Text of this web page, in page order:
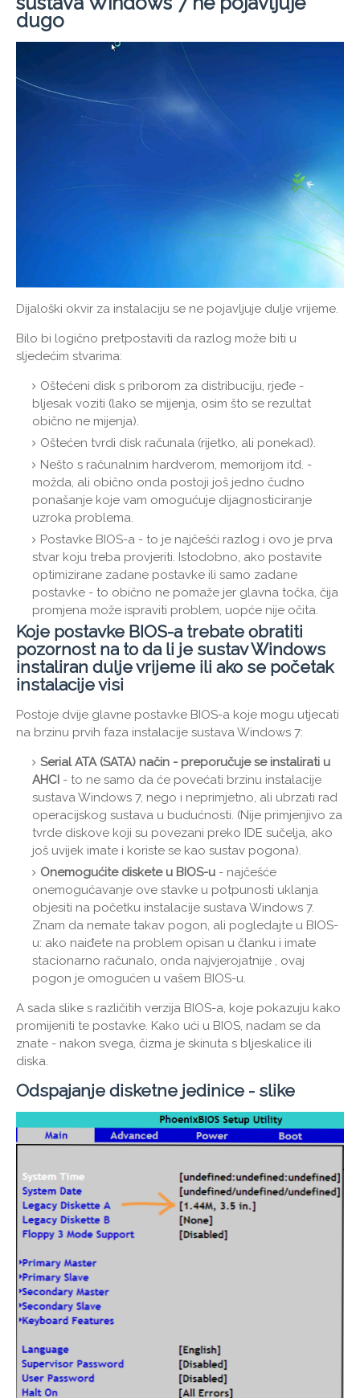
dugo
Dijaloški okvir za instalaciju se ne pojavljuje dulje vrijeme.
Bilo bi logično pretpostaviti da razlog može biti u
sljedećim stvarima:
Oštećeni disk s priborom za distribuciju, rjeđe -
bljesak voziti (lako se mijenja, osim što se rezultat
obično ne mijenja).
Oštećen tvrdi disk računala (rijetko, ali ponekad).
Nešto s računalnim hardverom, memorijom itd. -
možda, ali obično onda postoji još jedno čudno
ponašanje koje vam omogućuje dijagnosticiranje
uzroka problema.
Postavke BIOS-a - to je najčešći razlog i ovo je prva
stvar koju treba provjeriti. Istodobno, ako postavite
optimizirane zadane postavke ili samo zadane
postavke - to obično ne pomaže jer glavna točka, čija
promjena može ispraviti problem, uopće nije očita.
Koje postavke BIOS-a trebate obratiti
pozornost na to da li je sustav Windows
instaliran dulje vrijeme ili ako se početak
instalacije visi
Postoje dvije glavne postavke BIOS-a koje mogu utjecati
na brzinu prvih faza instalacije sustava Windows 7:
Serial ATA (SATA) način - preporučuje se instalirati u
AHCI - to ne samo da će povećati brzinu instalacije
sustava Windows 7, nego i neprimjetno, ali ubrzati rad
operacijskog sustava u budućnosti. (Nije primjenjivo za
tvrde diskove koji su povezani preko IDE sučelja, ako
još uvijek imate i koriste se kao sustav pogona).
Onemogućite diskete u BIOS-u - najčešće
onemogućavanje ove stavke u potpunosti uklanja
objesiti na početku instalacije sustava Windows 7.
Znam da nemate takav pogon, ali pogledajte u BIOS-
u: ako naiđete na problem opisan u članku i imate
stacionarno računalo, onda najvjerojatnije , ovaj
pogon je omogućen u vašem BIOS-u.
A sada slike s različitih verzija BIOS-a, koje pokazuju kako
promijeniti te postavke. Kako ući u BIOS, nadam se da
znate - nakon svega, čizma je skinuta s bljeskalice ili
diska.
Odspajanje disketne jedinice - slike